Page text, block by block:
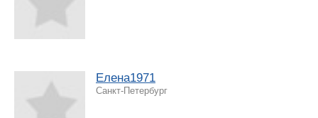
Елена1971
Санкт-Петербург